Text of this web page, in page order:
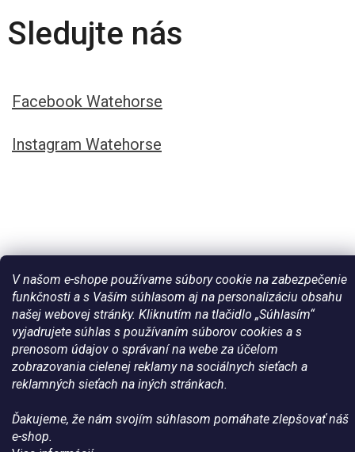
V našom e-shope používame súbory cookie na zabezpečenie
funkčnosti a s Vaším súhlasom aj na personalizáciu obsahu
našej webovej stránky. Kliknutím na tlačidlo „Súhlasím“
vyjadrujete súhlas s používaním súborov cookies a s
prenosom údajov o správaní na webe za účelom
zobrazovania cielenej reklamy na sociálnych sieťach a
reklamných sieťach na iných stránkach.
Ďakujeme, že nám svojím súhlasom pomáhate zlepšovať náš
e-shop.
Sledujte nás
Facebook Watehorse
Instagram Watehorse
Vytvoril Shoptet
Copyright 2026Všetko pre vaše kone - WateHorse.sk